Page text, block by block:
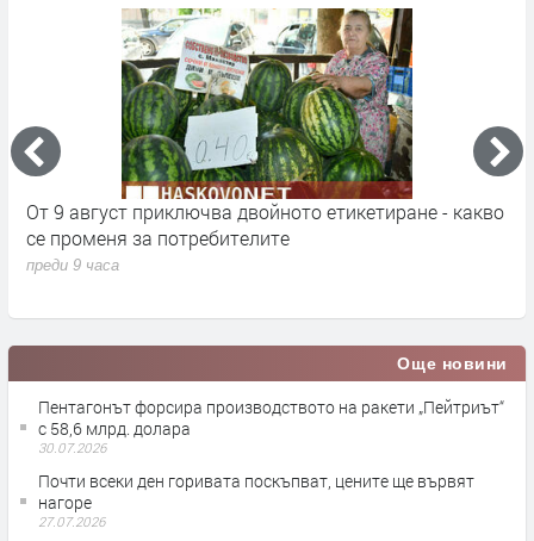
От 9 август приключва двойното етикетиране - какво
се променя за потребителите
преди 9 часа
Още новини
Пентагонът форсира производството на ракети „Пейтриът“
с 58,6 млрд. долара
30.07.2026
Почти всеки ден горивата поскъпват, цените ще вървят
нагоре
27.07.2026